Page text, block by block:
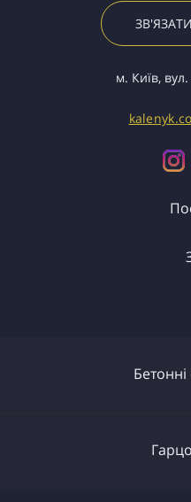
м. Київ,
Бетонні